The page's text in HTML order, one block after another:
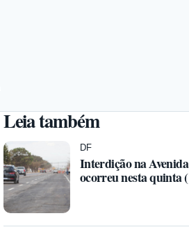
Leia também
DF
Interdição na
ocorreu nesta quinta